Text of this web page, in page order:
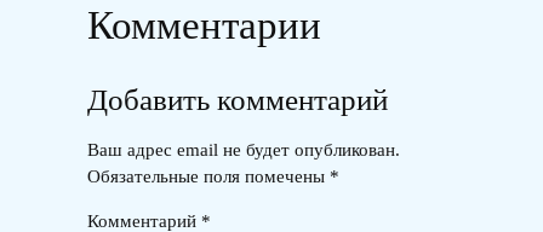
Комментарии
Добавить комментарий
Ваш адрес email не будет опубликован.
Обязательные поля помечены *
Комментарий *